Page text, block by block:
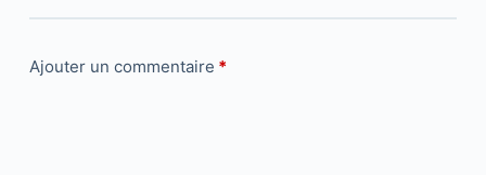
Ajouter un commentaire *